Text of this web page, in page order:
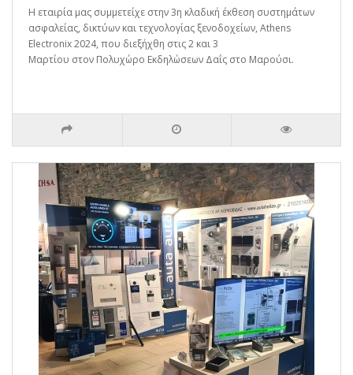
Η εταιρία μας συμμετείχε στην 3η κλαδική έκθεση συστημάτων
ασφαλείας, δικτύων και τεχνολογίας ξενοδοχείων, Athens
Electronix 2024, που διεξήχθη στις 2 και 3
Μαρτίου στον Πολυχώρο Εκδηλώσεων Δαΐς στο Μαρούσι.